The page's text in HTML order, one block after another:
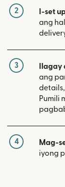
2 I-set
ang
3
ang
Pumili
4 Mag-
iyong